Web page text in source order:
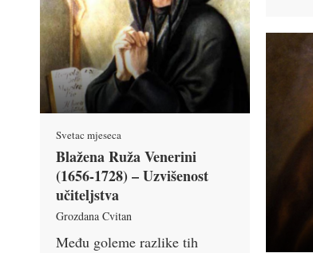
Svetac mjeseca
Blažena Ruža Venerini
(1656-1728) – Uzvišenost
učiteljstva
Grozdana Cvitan
Među goleme razlike tih